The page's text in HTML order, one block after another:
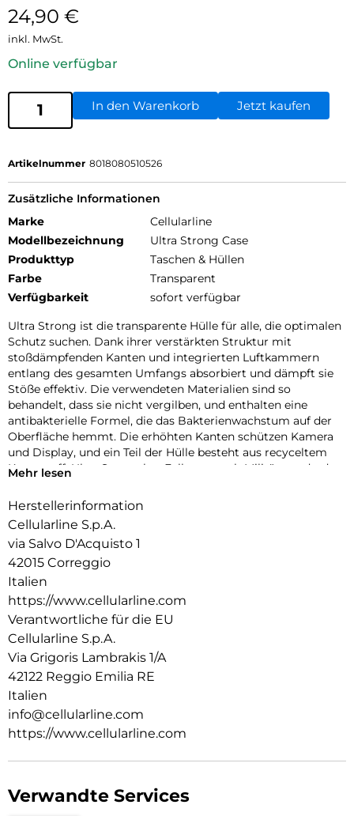
24,90 €
inkl. MwSt.
Online verfügbar
In den Warenkorb Jetzt kaufen
Artikelnummer 8018080510526
Zusätzliche Informationen
Marke
Cellularline
Modellbezeichnung
Ultra Strong Case
Produkttyp
Taschen & Hüllen
Farbe
Transparent
Verfügbarkeit
sofort verfügbar
Ultra Strong ist die transparente Hülle für alle, die optimalen
Schutz suchen. Dank ihrer verstärkten Struktur mit
stoßdämpfenden Kanten und integrierten Luftkammern
entlang des gesamten Umfangs absorbiert und dämpft sie
Stöße effektiv. Die verwendeten Materialien sind so
behandelt, dass sie nicht vergilben, und enthalten eine
antibakterielle Formel, die das Bakterienwachstum auf der
Oberfläche hemmt. Die erhöhten Kanten schützen Kamera
und Display, und ein Teil der Hülle besteht aus recyceltem
Kunststoff. Ultra Strong hat Falltests nach Militärstandard
Situation.
Mehr lesen
Herstellerinformation
Cellularline S.p.A.
via Salvo D'Acquisto 1
42015 Correggio
Italien
https://www.cellularline.com
Verantwortliche für die EU
Cellularline S.p.A.
Via Grigoris Lambrakis 1/A
42122 Reggio Emilia RE
Italien
info@cellularline.com
https://www.cellularline.com
Verwandte Services